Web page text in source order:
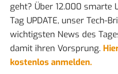
geht? Über 12.000 smarte
Tag UPDATE, unser Tech-
wichtigsten News des
damit ihren Vorsprung.
kostenlos anmelden.